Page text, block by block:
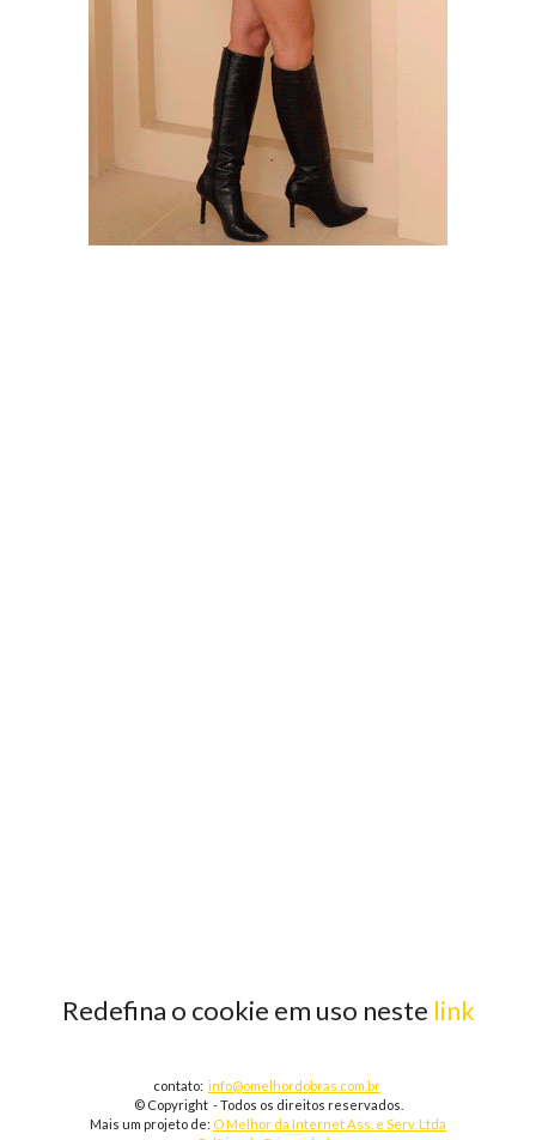
Redefina o cookie em uso neste link
contato: info@omelhordobras.com.br
© Copyright - Todos os direitos reservados.
Mais um projeto de: O Melhor da Internet Ass. e Serv. Ltda